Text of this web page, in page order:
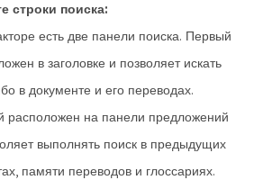
строки поиска:
есть две панели поиска. Первый
в заголовке и позволяет искать
в документе и его переводах.
расположен на панели предложений
выполнять поиск в предыдущих
памяти переводов и глоссариях.